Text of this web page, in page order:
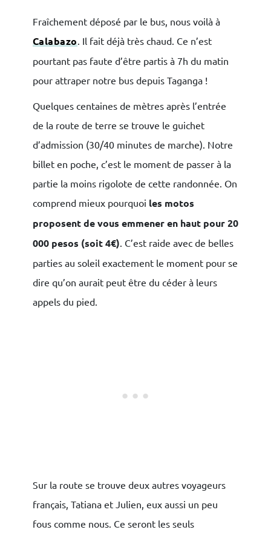
Fraîchement déposé par le bus, nous voilà à
Calabazo. Il fait déjà très chaud. Ce n’est
pourtant pas faute d’être partis à 7h du matin
pour attraper notre bus depuis Taganga !
Quelques centaines de mètres après l’entrée
de la route de terre se trouve le guichet
d’admission (30/40 minutes de marche). Notre
billet en poche, c’est le moment de passer à la
partie la moins rigolote de cette randonnée. On
comprend mieux pourquoi les motos
proposent de vous emmener en haut pour 20
000 pesos (soit 4€). C’est raide avec de belles
parties au soleil exactement le moment pour se
dire qu’on aurait peut être du céder à leurs
appels du pied.
Sur la route se trouve deux autres voyageurs
français, Tatiana et Julien, eux aussi un peu
fous comme nous. Ce seront les seuls